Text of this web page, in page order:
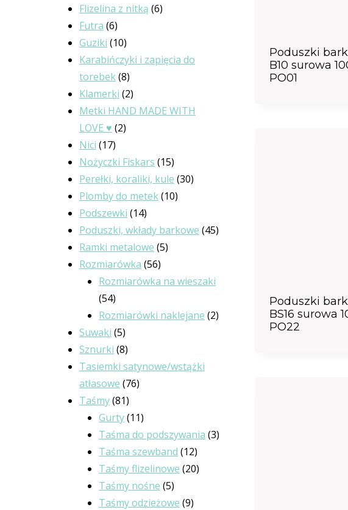
Poduszki
B10 surowa
PO01
Poduszki
BS16 surowa
PO22
produkt
Flizelina z nitką 66
Futra 66
produktów
Guziki 1010
produktów
Karabińczyki i zapięcia do
torebek 88
produktów
Klamerki 22
produkty
Metki HAND MADE WITH
LOVE ♥ 22
Nici 1717
produktów
Nożyczki Fiskars 1515
produktów
Perełki, koraliki, kule 3030
Plomby do metek 1010
Podszewki 1414
produktów
Poduszki, wkłady barkowe 4545
Ramki metalowe 55
Rozmiarówka 5656
produktów
Rozmiarówka na wieszaki
5454
produkty
Rozmiarówki naklejane 22
Suwaki 55
produktów
Sznurki 88
produktów
Tasiemki satynowe/wstążki
atłasowe 7676
Taśmy 8181
produktów
Gurty 1111
produktów
Taśma do podszywania 33
Taśma szewband 1212
produktów
Taśmy flizelinowe 2020
Taśmy nośne 55
produktów
Taśmy odzieżowe 99